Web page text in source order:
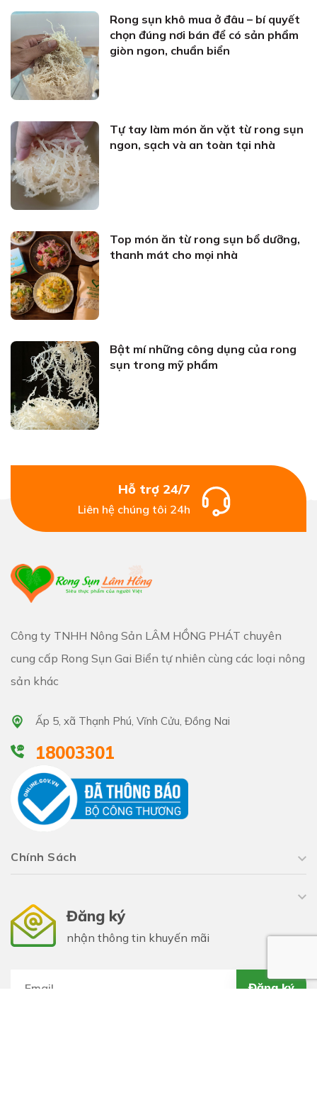
Rong sụn khô mua ở đâu – bí quyết
chọn đúng nơi bán để có sản phẩm
giòn ngon, chuẩn biển
Tự tay làm món ăn vặt từ rong sụn
ngon, sạch và an toàn tại nhà
Top món ăn từ rong sụn bổ dưỡng,
thanh mát cho mọi nhà
Bật mí những công dụng của rong
sụn trong mỹ phẩm
Hỗ trợ 24/7
Liên hệ chúng tôi 24h
Công ty TNHH Nông Sản LÂM HỒNG PHÁT chuyên
cung cấp Rong Sụn Gai Biển tự nhiên cùng các loại nông
sản khác
Ấp 5, xã Thạnh Phú, Vĩnh Cửu, Đồng Nai
18003301
Chính Sách
Đăng ký
nhận thông tin khuyến mãi
Đăng ký